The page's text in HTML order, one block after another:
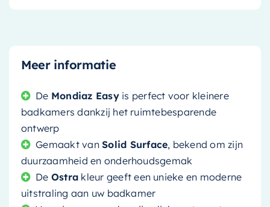
Meer informatie
De Mondiaz Easyis perfect voor kleinere
badkamers dankzij het ruimtebesparende
ontwerp
Gemaakt vanSolid Surface, bekend om zijn
duurzaamheid en onderhoudsgemak
De Ostra kleur geeft een unieke en moderne
uitstraling aan uw badkamer